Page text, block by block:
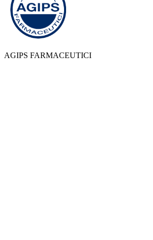
AGIPS FARMACEUTICI